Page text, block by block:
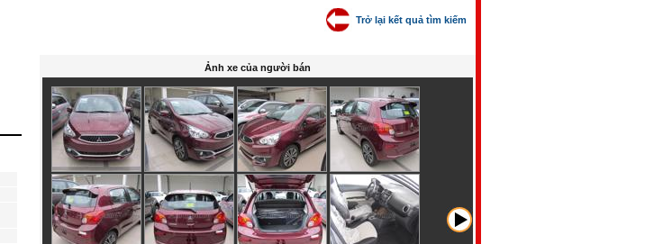
Trở lại kết quả tìm kiếm
Ảnh xe của người bán